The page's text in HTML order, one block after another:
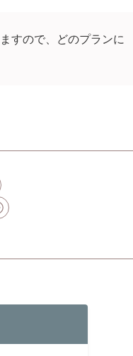
すので、どのプランに